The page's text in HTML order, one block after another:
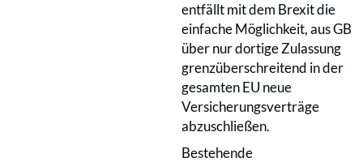
entfällt mit dem Brexit die
einfache Möglichkeit, aus GB
über nur dortige Zulassung
grenzüberschreitend in der
gesamten EU neue
Versicherungsverträge
abzuschließen.
Bestehende